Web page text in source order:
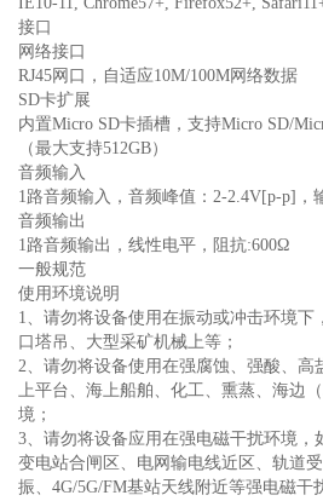
接口
网络接口
RJ45网口，自适应10M/100M网络数据
SD卡扩展
内置Micro SD卡插槽，支持Micro SD/
（最大支持512GB）
音频输入
1路音频输入，音频峰值：2-2.4V[p-p]，
音频输出
1路音频输出，线性电平，阻抗:600Ω
一般规范
使用环境说明
1、请勿将设备使用在振动或冲击环境下
口塔吊、大型采矿机械上等；
2、请勿将设备使用在强腐蚀、强酸、高
上平台、海上船舶、化工、熏蒸、海边
境；
3、请勿将设备应用在强电磁干扰环境，
变电站合闸区、电网输电线近区、轨道
振、4G/5G/FM基站天线附近等强电磁干